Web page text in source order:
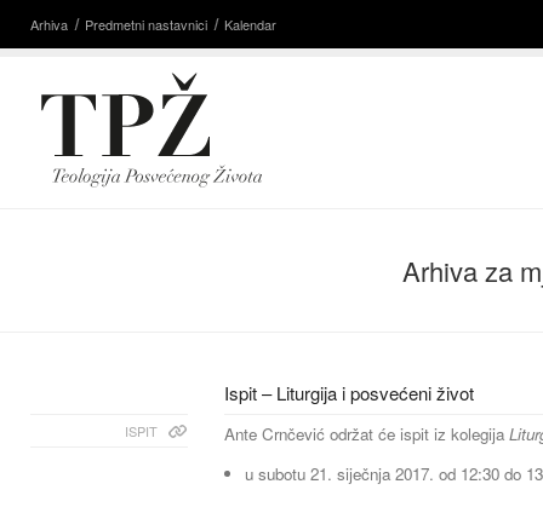
Arhiva Predmetni nastavnici Kalendar
Arhiva za
Ispit – Liturgija i posvećeni život
ISPIT Ante Crnčević održat će ispit iz kolegija
u subotu 21. siječnja 2017. od 12:30 do